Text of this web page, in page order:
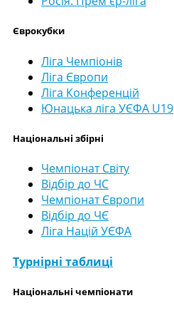
Єврокубки
Ліга Чемпіонів
Ліга Європи
Ліга Конференцій
Юнацька ліга УЄФА U19
Національні збірні
Чемпіонат Світу
Відбір до ЧС
Чемпіонат Європи
Відбір до ЧЄ
Ліга Націй УЄФА
Турнірні таблиці
Національні чемпіонати